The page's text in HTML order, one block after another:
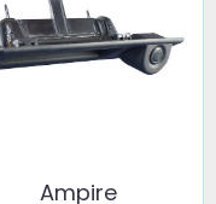
Ampire